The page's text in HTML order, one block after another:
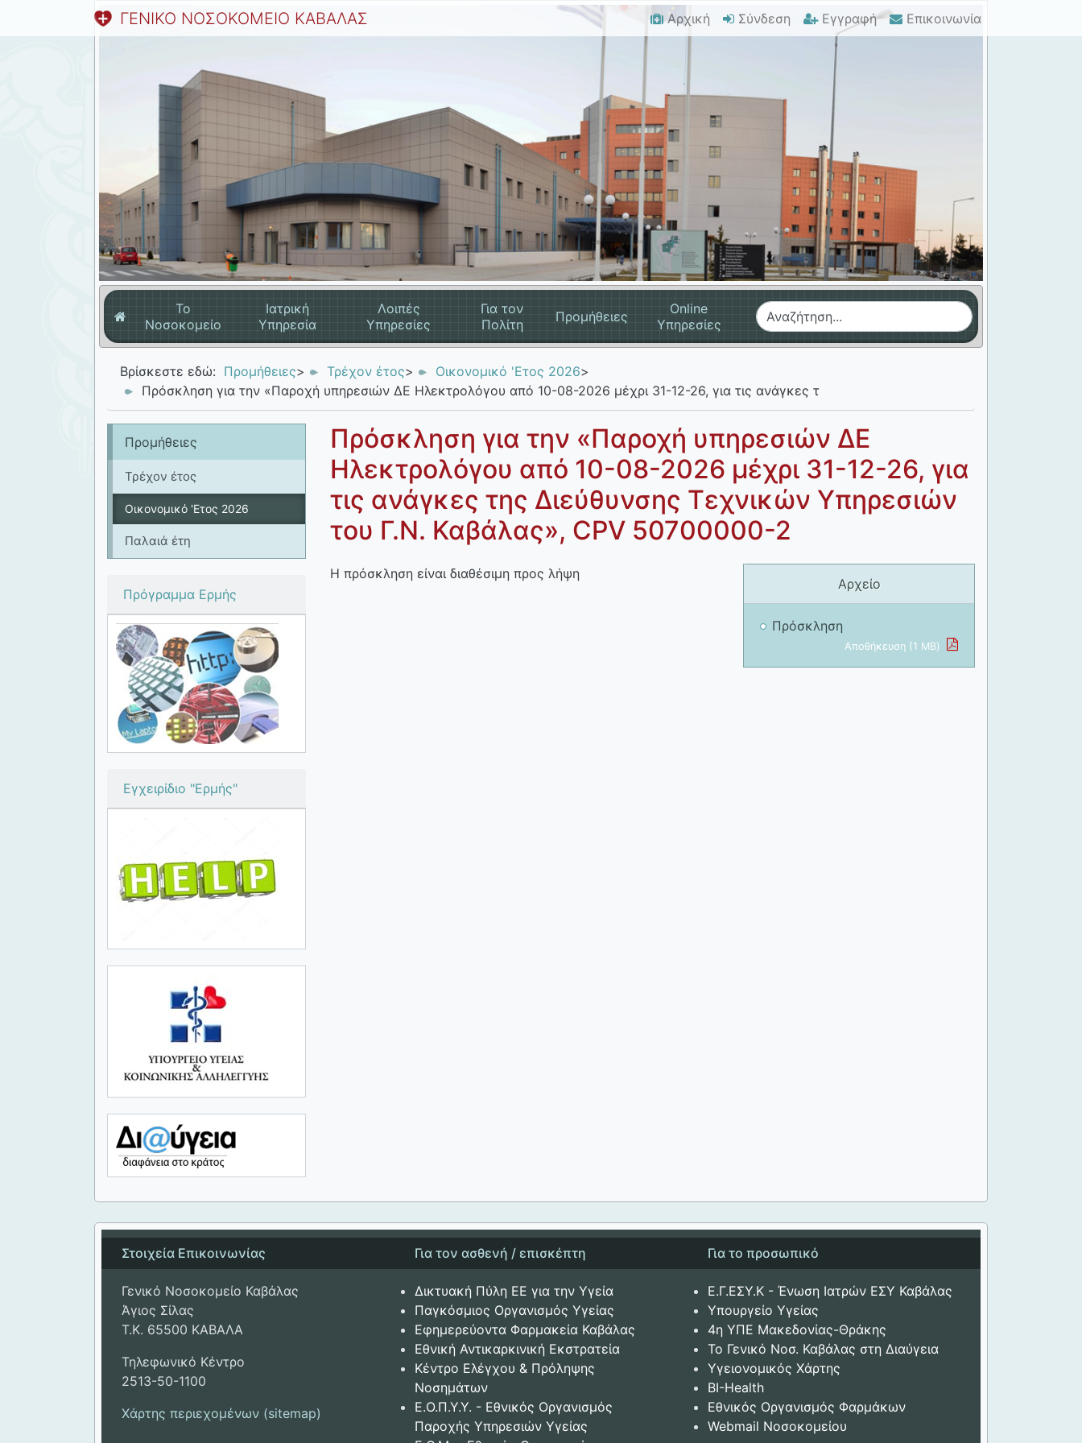
ΓΕΝΙΚΟ ΝΟΣΟΚΟΜΕΙΟ ΚΑΒΑΛΑΣ Αρχική Σύνδεση Εγγραφή Επικοινωνία
Το
Νοσοκομείο
Ιατρική
Υπηρεσία
Λοιπές
Υπηρεσίες
Για τον
Πολίτη
Προμήθειες
Online
Υπηρεσίες
Βρίσκεστε εδώ: Προμήθειες> Τρέχον έτος> Οικονομικό 'Ετος 2026>
Πρόσκληση για την «Παροχή υπηρεσιών ΔΕ Ηλεκτρολόγου από 10-08-2026 μέχρι 31-12-26, για τις ανάγκες τ
Προμήθειες
Τρέχον έτος
Οικονομικό 'Ετος 2026
Παλαιά έτη
Πρόγραμμα Ερμής
Εγχειρίδιο "Ερμής"
Πρόσκληση για την «Παροχή υπηρεσιών ΔΕ
Ηλεκτρολόγου από 10-08-2026 μέχρι 31-12-26, για
τις ανάγκες της Διεύθυνσης Τεχνικών Υπηρεσιών
του Γ.Ν. Καβάλας», CPV 50700000-2
Αρχείο
Πρόσκληση
Αποθήκευση (1 MB)
Η πρόσκληση είναι διαθέσιμη προς λήψη
Στοιχεία Επικοινωνίας
Γενικό Νοσοκομείο Καβάλας
Άγιος Σίλας
Τ.Κ. 65500 ΚΑΒΑΛΑ
Τηλεφωνικό Κέντρο
2513-50-1100
Χάρτης περιεχομένων (sitemap)
Για τον ασθενή / επισκέπτη
Δικτυακή Πύλη ΕΕ για την Υγεία
Παγκόσμιος Οργανισμός Υγείας
Εφημερεύοντα Φαρμακεία Καβάλας
Εθνική Αντικαρκινική Εκστρατεία
Κέντρο Ελέγχου & Πρόληψης
Νοσημάτων
Ε.Ο.Π.Υ.Υ. - Εθνικός Οργανισμός
Παροχής Υπηρεσιών Υγείας
Για το προσωπικό
Ε.Γ.ΕΣΥ.Κ - Ένωση Ιατρών ΕΣΥ Καβάλας
Υπουργείο Υγείας
4η ΥΠΕ Μακεδονίας-Θράκης
Το Γενικό Νοσ. Καβάλας στη Διαύγεια
Υγειονομικός Χάρτης
BI-Health
Εθνικός Οργανισμός Φαρμάκων
Webmail Νοσοκομείου